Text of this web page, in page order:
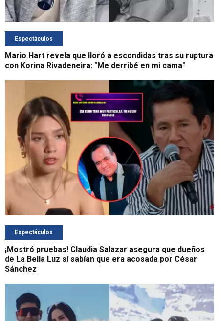
Espectáculos
Mario Hart revela que lloró a escondidas tras su ruptura
con Korina Rivadeneira: "Me derribé en mi cama"
Espectáculos
¡Mostró pruebas! Claudia Salazar asegura que dueños
de La Bella Luz sí sabían que era acosada por César
Sánchez